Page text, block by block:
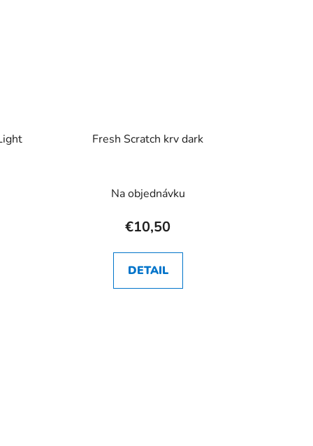
Fresh Scratch krv dark
Na objednávku
€10,50
DETAIL